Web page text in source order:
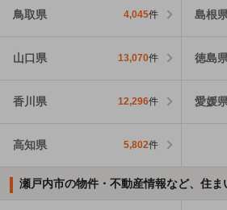
鳥取県 4,045件 島根
山口県 13,070件 徳島
香川県 12,296件 愛媛
高知県 5,802件
瀬戸内市の物件・不動産情報など、住ま